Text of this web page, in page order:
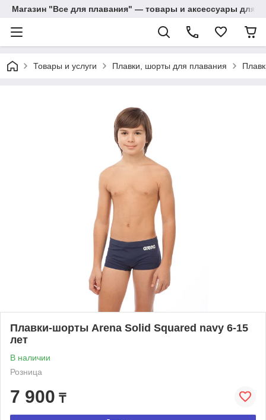
Магазин "Все для плавания" — товары и аксессуары для
Товары и услуги Плавки, шорты для плавания
Плавки-шорты Arena Solid Squared navy 6-15
лет
В наличии
Розница
7 900 ₸